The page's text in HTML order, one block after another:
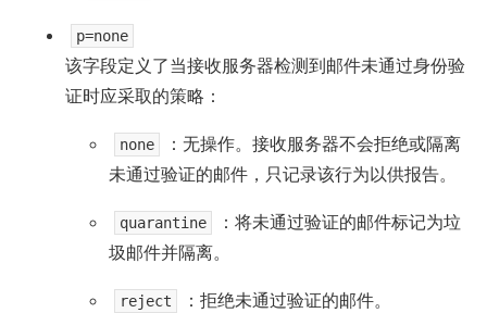
p=none
该字段定义了当接收服务器检测到邮件未通过身份验
证时应采取的策略：
none
：无操作。接收服务器不会拒绝或隔离
未通过验证的邮件，只记录该行为以供报告。
quarantine
：将未通过验证的邮件标记为垃
圾邮件并隔离。
reject ：拒绝未通过验证的邮件。